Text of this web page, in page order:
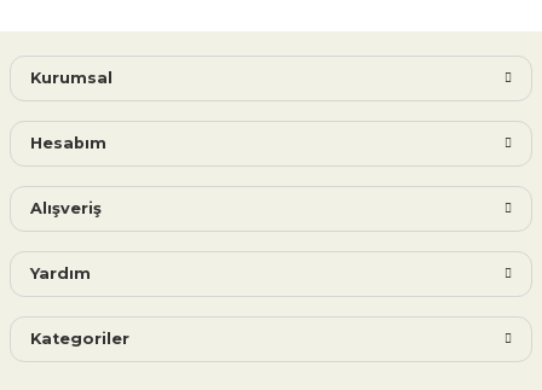
Kurumsal
Hesabım
Alışveriş
Yardım
Kategoriler